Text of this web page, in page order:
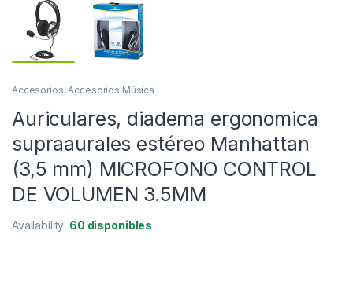
Accesorios,Accesorios Música
Auriculares, diadema ergonomica
supraaurales estéreo Manhattan
(3,5 mm) MICROFONO CONTROL
DE VOLUMEN 3.5MM
Availability: 60 disponibles